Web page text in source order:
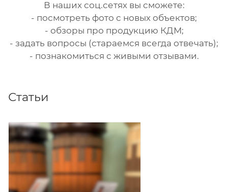
В наших соц.сетях вы сможете:
- посмотреть фото с новых объектов;
- обзоры про продукцию КДМ;
- задать вопросы (стараемся всегда отвечать);
- познакомиться с живыми отзывами.
Статьи